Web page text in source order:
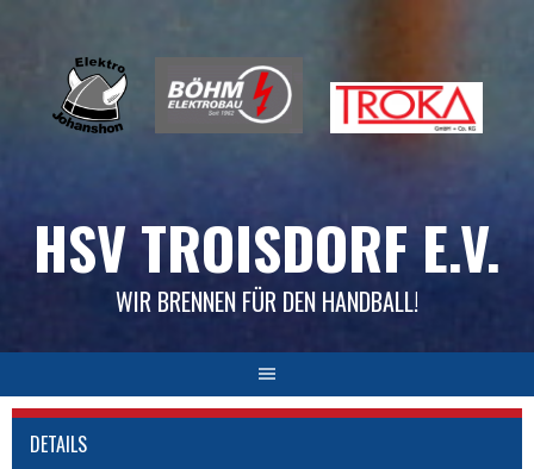
HSV TROISDORF E.V.
WIR BRENNEN FÜR DEN HANDBALL!
DETAILS